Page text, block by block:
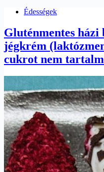
Édességek
Gluténmentes házi
jégkrém
cukrot nem